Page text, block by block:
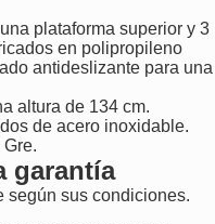
plataforma superior y 3
en polipropileno
antideslizante para una
altura de 134 cm.
de acero inoxidable.
garantía
según sus condiciones.